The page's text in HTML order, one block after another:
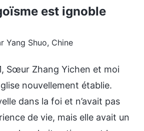
est ignoble
Yang Shuo, Chine
Sœur Zhang Yichen et moi
nouvellement établie.
dans la foi et n’avait pas
de vie, mais elle avait un